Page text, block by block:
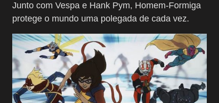
Junto com Vespa e Hank Pym, Homem-Formiga
protege o mundo uma polegada de cada vez.